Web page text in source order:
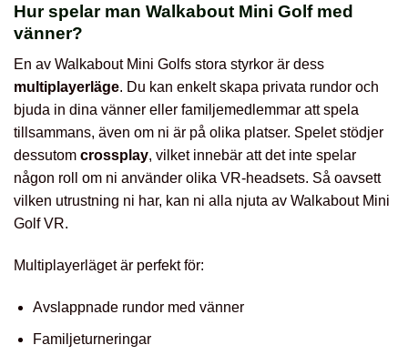
Hur spelar man Walkabout Mini Golf med
vänner?
En av Walkabout Mini Golfs stora styrkor är dess
multiplayerläge. Du kan enkelt skapa privata rundor och
bjuda in dina vänner eller familjemedlemmar att spela
tillsammans, även om ni är på olika platser. Spelet stödjer
dessutom crossplay, vilket innebär att det inte spelar
någon roll om ni använder olika VR-headsets. Så oavsett
vilken utrustning ni har, kan ni alla njuta av Walkabout Mini
Golf VR.
Multiplayerläget är perfekt för:
Avslappnade rundor med vänner
Familjeturneringar